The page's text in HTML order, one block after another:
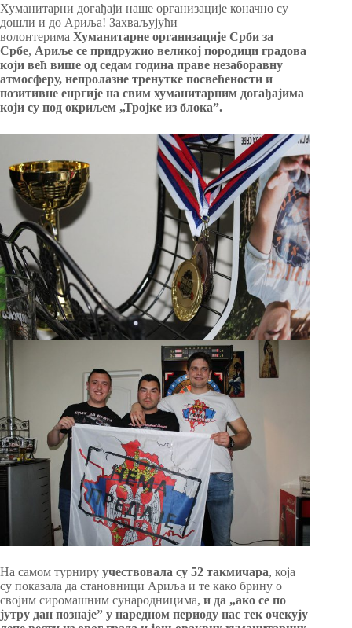
Хуманитарни догађаји наше организације коначно су
дошли и до Aриља! Захваљујући
волонтерима Хуманитарне организације Срби за
Србе, Ариље се придружио великој породици градова
који већ више од седам година праве незаборавну
атмосферу, непролазне тренутке посвећености и
позитивне енргије на свим хуманитарним догађајима
који су под окриљем „Тројке из блока”.
На самом турниру учествовала су 52 такмичара, која
су показала да становници Ариља и те како брину о
својим сиромашним сународницима, и да „ако се по
јутру дан познаје” у наредном периоду нас тек очекују